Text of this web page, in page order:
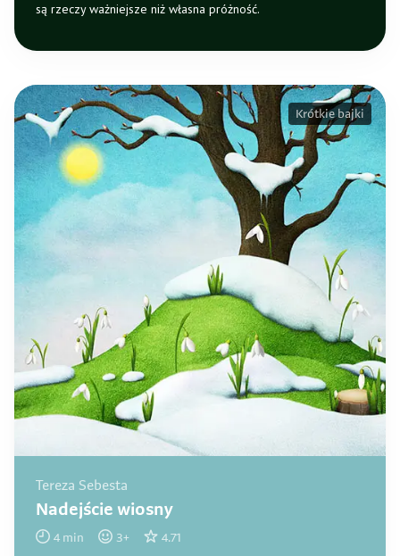
są rzeczy ważniejsze niż własna próżność.
Krótkie bajki
Tereza Sebesta
Nadejście wiosny
4 min 3+ 4.71